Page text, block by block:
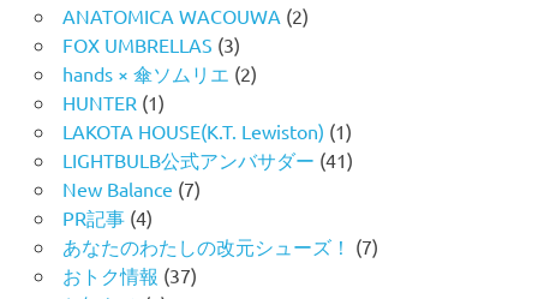
ANATOMICA WACOUWA (2)
FOX UMBRELLAS (3)
hands × 傘ソムリエ (2)
HUNTER (1)
LAKOTA HOUSE(K.T. Lewiston) (1)
LIGHTBULB公式アンバサダー (41)
New Balance (7)
PR記事(4)
あなたのわたしの改元シューズ！ (7)
おトク情報 (37)